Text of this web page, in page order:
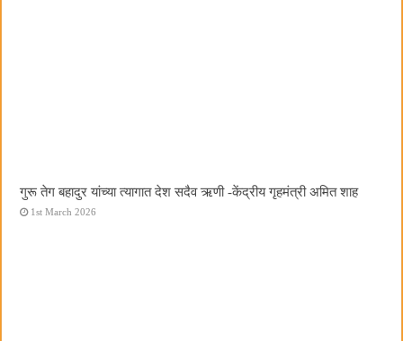
गुरू तेग बहादुर यांच्या त्यागात देश सदैव ऋणी -केंद्रीय गृहमंत्री अमित शाह
1st March 2026